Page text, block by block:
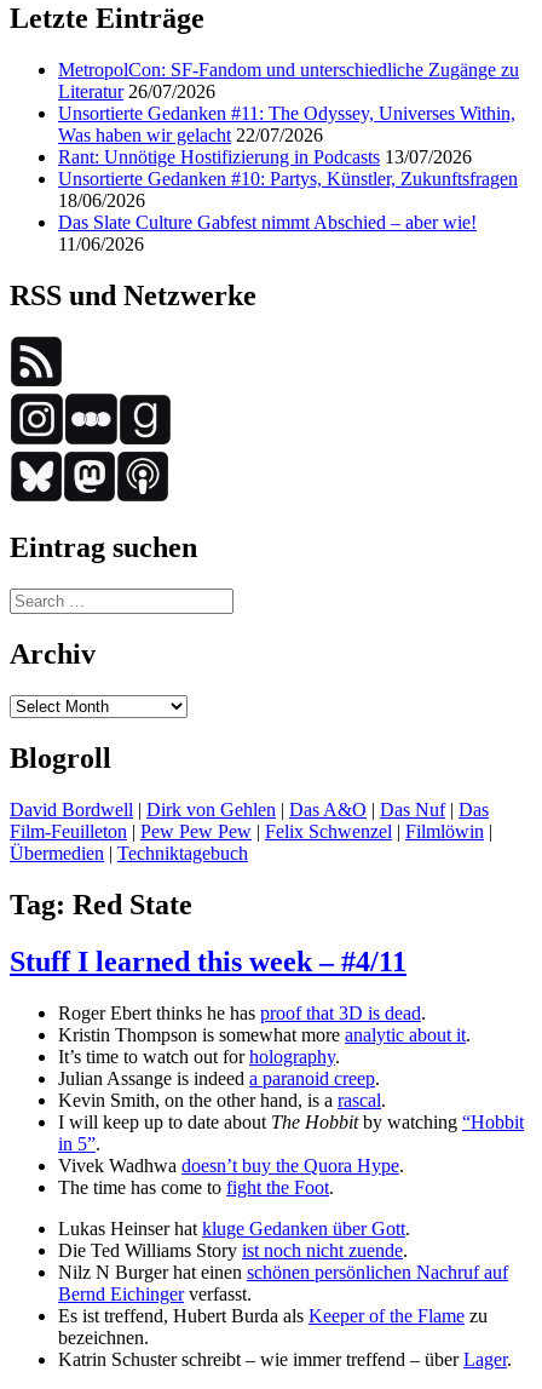
Letzte Einträge
MetropolCon: SF-Fandom und unterschiedliche Zugänge zu
Literatur 26/07/2026
Unsortierte Gedanken #11: The Odyssey, Universes Within,
Was haben wir gelacht 22/07/2026
Rant: Unnötige Hostifizierung in Podcasts 13/07/2026
Unsortierte Gedanken #10: Partys, Künstler, Zukunftsfragen
18/06/2026
Das Slate Culture Gabfest nimmt Abschied – aber wie!
11/06/2026
RSS und Netzwerke
Eintrag suchen
Search
for:
Archiv
Archiv
Blogroll
David Bordwell | Dirk von Gehlen | Das A&O | Das Nuf| Das
Film-Feuilleton | Pew Pew Pew | Felix Schwenzel | Filmlöwin |
Übermedien | Techniktagebuch
Tag: Red State
Stuff I learned this week – #4/11
Roger Ebert thinks he has proof that 3D is dead.
Kristin Thompson is somewhat more analytic about it.
It’s time to watch out forholography.
Julian Assange is indeed a paranoid creep.
Kevin Smith, on the other hand, is a rascal.
I will keep up to date about The Hobbitby watching “Hobbit
in 5”.
Vivek Wadhwa doesn’t buy the Quora Hype.
The time has come to fight the Foot.
Lukas Heinser hat kluge Gedanken über Gott.
Die Ted Williams Story ist noch nicht zuende.
Nilz N Burger hat einen schönen persönlichen Nachruf auf
Bernd Eichingerverfasst.
Es ist treffend, Hubert Burda als Keeper of the Flame zu
bezeichnen.
Katrin Schuster schreibt – wie immer treffend – überLager.